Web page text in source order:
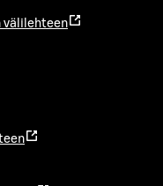
välilehteen